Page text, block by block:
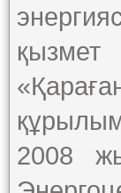
2008